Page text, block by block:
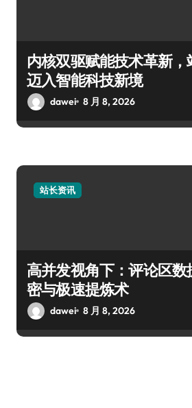
内核双驱赋能技术革新
迈入智能科技新境
dawei 8 月 8, 2026
站长资讯
高并发视角下：评论区
密与极速提炼术
dawei 8 月 8, 2026